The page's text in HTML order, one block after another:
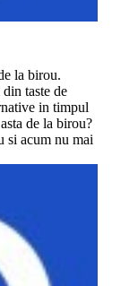
la birou.
taste de
in timpul
de la birou?
si acum nu mai